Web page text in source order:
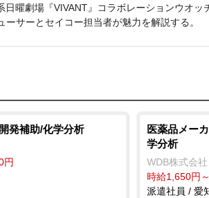
日曜劇場『VIVANT』コラボレーションウオッ
ーサーとセイコー担当者が魅力を解説する。
発補助/化学分析
円
医薬品メー
学分析
WDB株式会社
時給1,650円
派遣社員 / 愛